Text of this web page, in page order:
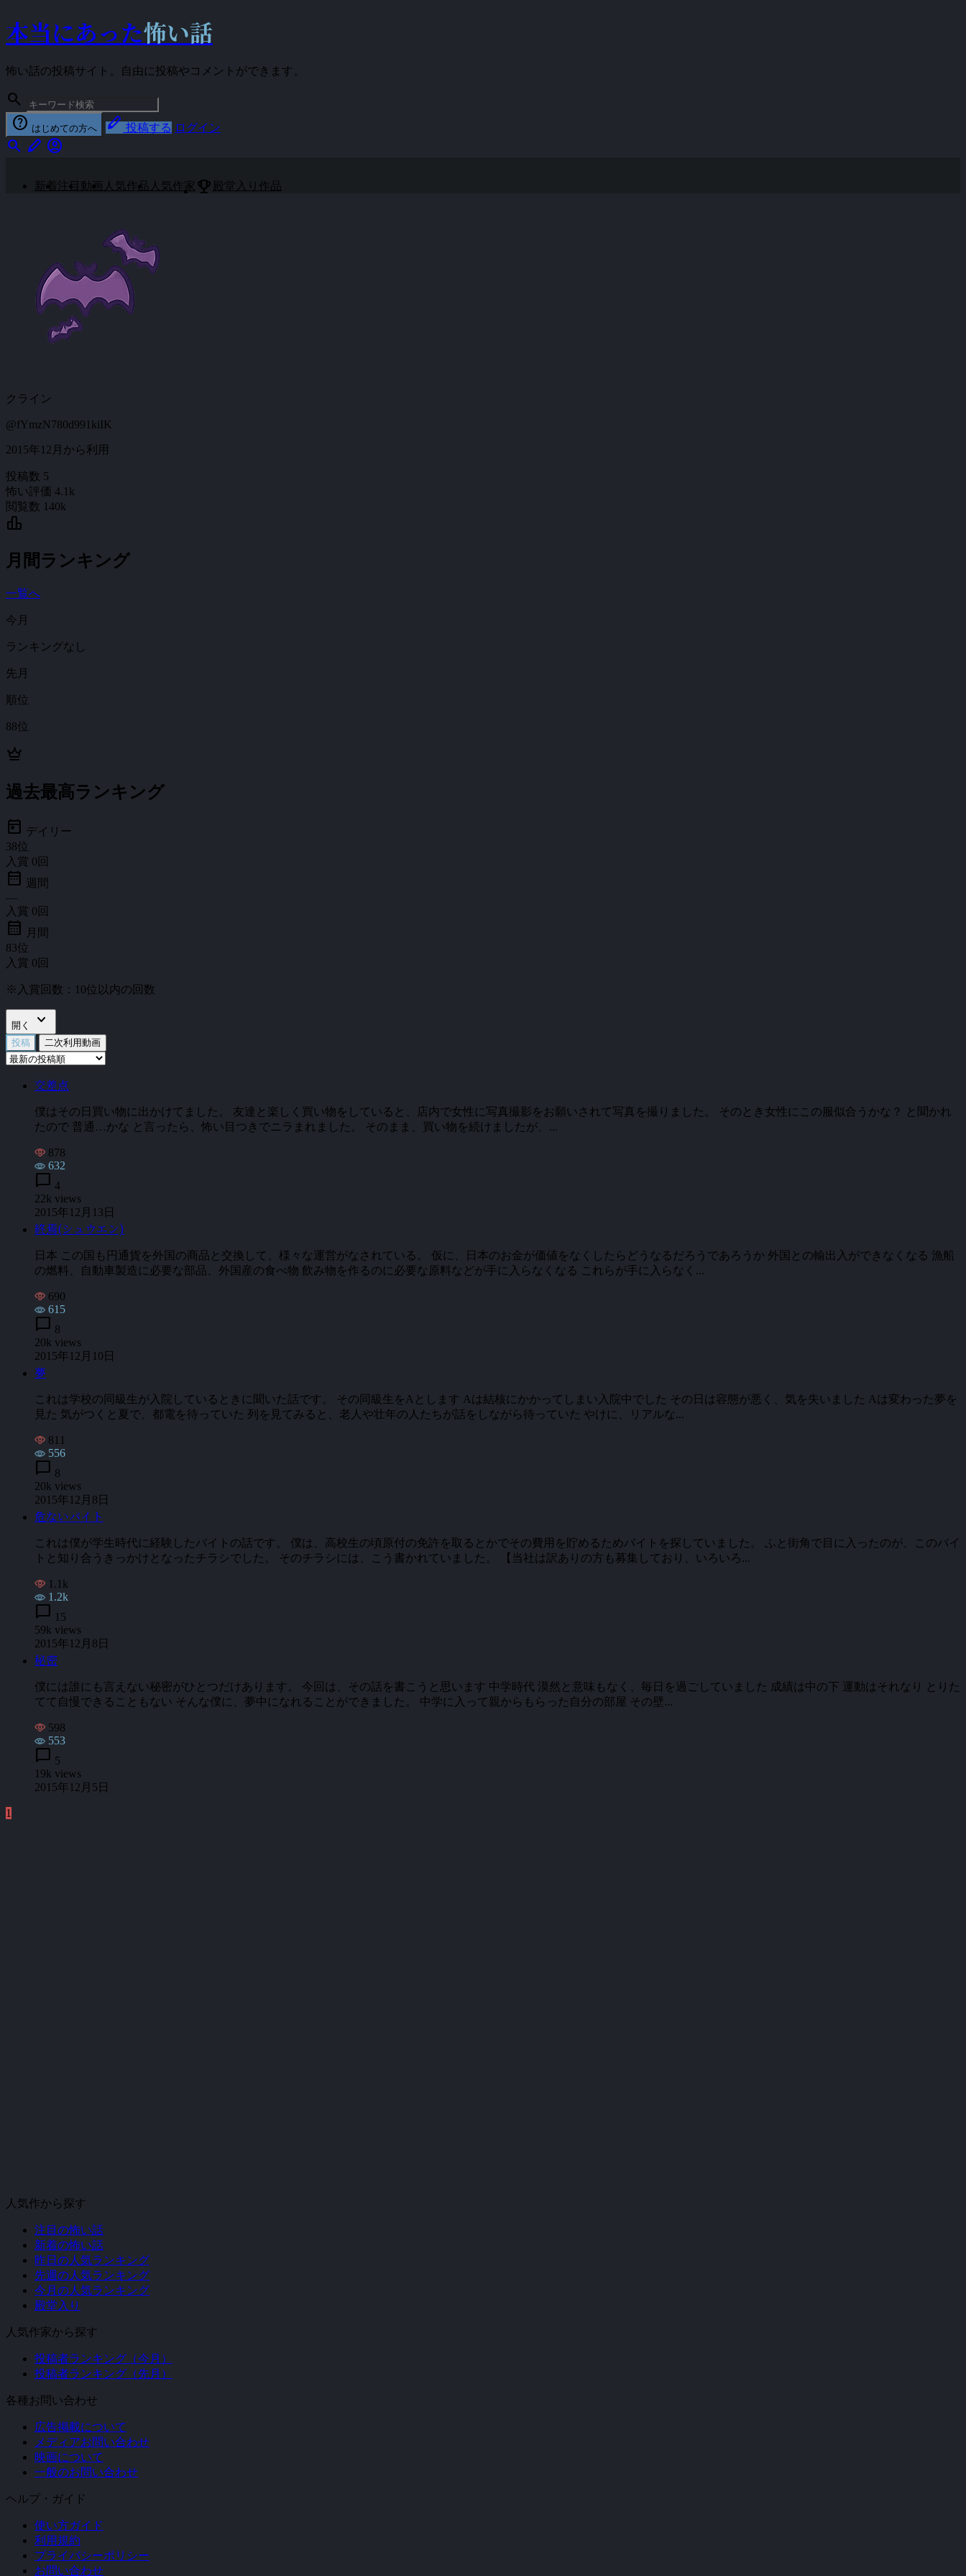
本当にあった怖い話
怖い話の投稿サイト。自由に投稿やコメントができます。
search
help はじめての方へ stylus 投稿する ログイン
search stylus account_circle
新着 注目 動画 人気作品 人気作家 emoji_events 殿堂入り作品
クライン
@fYmzN780d991kiIK
2015年12月から利用
投稿数 5
怖い評価 4.1k
閲覧数 140k
leaderboard
月間ランキング
一覧へ
今月
ランキングなし
先月
順位
88位
crown
過去最高ランキング
today デイリー
38位
入賞 0 回
date_range 週間
—
入賞 0 回
calendar_month
月間
83位
入賞 0 回
※入賞回数：10位以内の回数
開く expand_more
投稿 二次利用動画
交差点
僕はその日買い物に出かけてました。 友達と楽しく買い物をしていると、店内で女性に写真撮影をお願いされて写真を撮りました。 そのとき女性にこの服似合うかな？ と聞かれ
たので 普通…かな と言ったら、怖い目つきでニラまれました。 そのまま、買い物を続けましたが、...
878
632
chat_bubble 4
22k views
2015年12月13日
終焉(シュウエン)
日本 この国も円通貨を外国の商品と交換して、様々な運営がなされている。 仮に、日本のお金が価値をなくしたらどうなるだろうであろうか 外国との輸出入ができなくなる 漁船
の燃料、自動車製造に必要な部品、外国産の食べ物 飲み物を作るのに必要な原料などが手に入らなくなる これらが手に入らなく...
690
615
chat_bubble 8
20k views
2015年12月10日
夢
これは学校の同級生が入院しているときに聞いた話です。 その同級生をAとします Aは結核にかかってしまい入院中でした その日は容態が悪く、気を失いました Aは変わった夢を
見た 気がつくと夏で、都電を待っていた 列を見てみると、老人や壮年の人たちが話をしながら待っていた やけに、リアルな...
811
556
chat_bubble 8
20k views
2015年12月8日
危ないバイト
これは僕が学生時代に経験したバイトの話です。 僕は、高校生の頃原付の免許を取るとかでその費用を貯めるためバイトを探していました。 ふと街角で目に入ったのが、このバイ
トと知り合うきっかけとなったチラシでした。 そのチラシには、こう書かれていました。 【当社は訳ありの方も募集しており、いろいろ...
1.1k
1.2k
chat_bubble 15
59k views
2015年12月8日
秘密
僕には誰にも言えない秘密がひとつだけあります。 今回は、その話を書こうと思います 中学時代 漠然と意味もなく、毎日を過ごしていました 成績は中の下 運動はそれなり とりた
てて自慢できることもない そんな僕に、夢中になれることができました。 中学に入って親からもらった自分の部屋 その壁...
598
553
chat_bubble 5
19k views
2015年12月5日
1
人気作から探す
注目の怖い話
新着の怖い話
昨日の人気ランキング
先週の人気ランキング
今月の人気ランキング
殿堂入り
人気作家から探す
投稿者ランキング（今月）
投稿者ランキング（先月）
各種お問い合わせ
広告掲載について
メディアお問い合わせ
映画について
一般のお問い合わせ
ヘルプ・ガイド
使い方ガイド
利用規約
プライバシーポリシー
お問い合わせ